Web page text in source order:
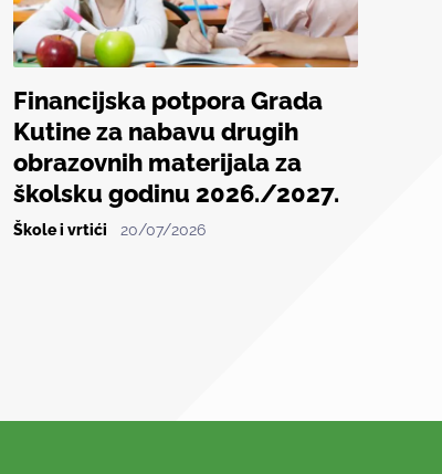
Financijska potpora Grada
Kutine za nabavu drugih
obrazovnih materijala za
školsku godinu 2026./2027.
Škole i vrtići 20/07/2026